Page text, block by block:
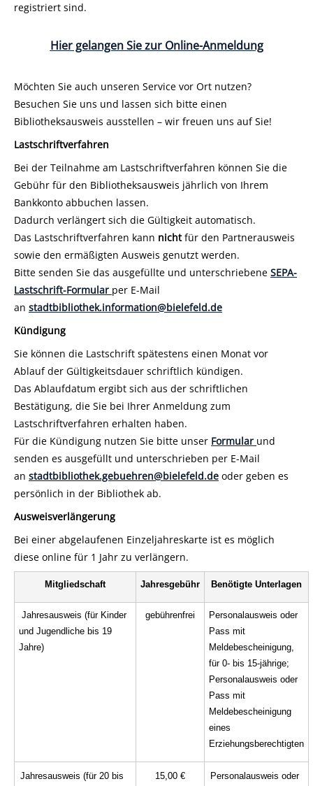
registriert sind.
Hier gelangen Sie zur Online-Anmeldung
Möchten Sie auch unseren Service vor Ort nutzen?
Besuchen Sie uns und lassen sich bitte einen
Bibliotheksausweis ausstellen – wir freuen uns auf Sie!
Lastschriftverfahren
Bei der Teilnahme am Lastschriftverfahren können Sie die
Gebühr für den Bibliotheksausweis jährlich von Ihrem
Bankkonto abbuchen lassen.
Dadurch verlängert sich die Gültigkeit automatisch.
Das Lastschriftverfahren kann nichtfür den Partnerausweis
sowie den ermäßigten Ausweis genutzt werden.
Bitte senden Sie das ausgefüllte und unterschriebene SEPA-
Lastschrift-Formular per E-Mail
an stadtbibliothek.information@bielefeld.de
Kündigung
Sie können die Lastschrift spätestens einen Monat vor
Ablauf der Gültigkeitsdauer schriftlich kündigen.
Das Ablaufdatum ergibt sich aus der schriftlichen
Bestätigung, die Sie bei Ihrer Anmeldung zum
Lastschriftverfahren erhalten haben.
Für die Kündigung nutzen Sie bitte unser Formular und
senden es ausgefüllt und unterschrieben per E-Mail
an stadtbibliothek.gebuehren@bielefeld.de oder geben es
persönlich in der Bibliothek ab.
Ausweisverlängerung
Bei einer abgelaufenen Einzeljahreskarte ist es möglich
diese online für 1 Jahr zu verlängern.
Mitgliedschaft Jahresgebühr Benötigte Unterlagen
Jahresausweis (für Kinder
und Jugendliche bis 19
Jahre)
gebührenfrei
Personalausweis oder
Pass mit
Meldebescheinigung,
für 0- bis 15-jährige;
Personalausweis oder
Pass mit
Meldebescheinigung
eines
Erziehungsberechtigten
Jahresausweis (für 20 bis
15,00 €
Personalausweis oder